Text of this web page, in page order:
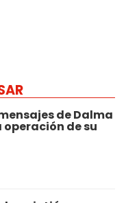
de Dalma
de su